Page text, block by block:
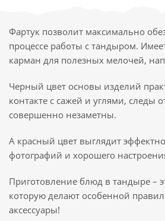
Фартук позволит максимально
процессе работы с тандыром.
карман для полезных мелочей,
Черный цвет основы изделий
контакте с сажей и углями, следы
совершенно незаметны.
А красный цвет выглядит
фотографий и хорошего
Приготовление блюд в тандыре –
которую делают особенной
аксессуары!